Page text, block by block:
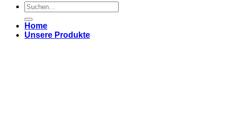
Suchen
nach:
Home
Unsere Produkte